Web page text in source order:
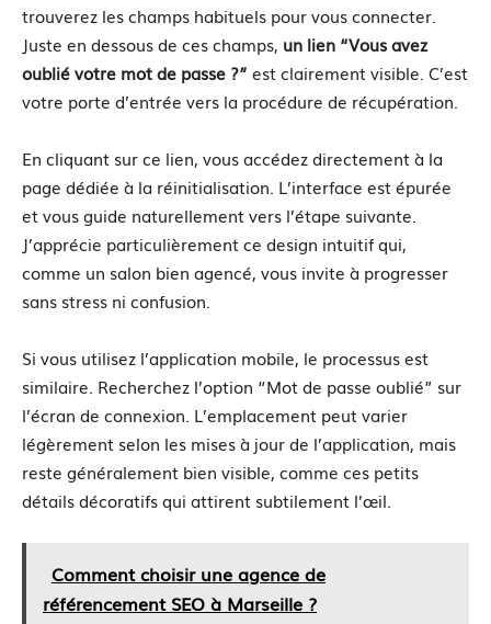
trouverez les champs habituels pour vous connecter.
Juste en dessous de ces champs, un lien “Vous avez
oublié votre mot de passe ?” est clairement visible. C’est
votre porte d’entrée vers la procédure de récupération.
En cliquant sur ce lien, vous accédez directement à la
page dédiée à la réinitialisation. L’interface est épurée
et vous guide naturellement vers l’étape suivante.
J’apprécie particulièrement ce design intuitif qui,
comme un salon bien agencé, vous invite à progresser
sans stress ni confusion.
Si vous utilisez l’application mobile, le processus est
similaire. Recherchez l’option “Mot de passe oublié” sur
l’écran de connexion. L’emplacement peut varier
légèrement selon les mises à jour de l’application, mais
reste généralement bien visible, comme ces petits
détails décoratifs qui attirent subtilement l’œil.
Comment choisir une agence de
référencement SEO à Marseille ?